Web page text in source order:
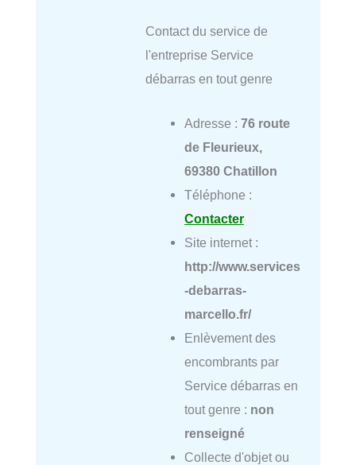
Contact du service de
l'entreprise Service
débarras en tout genre
Adresse : 76 route
de Fleurieux,
69380 Chatillon
Téléphone :
Contacter
Site internet :
http://www.services
-debarras-
marcello.fr/
Enlèvement des
encombrants par
Service débarras en
tout genre : non
renseigné
Collecte d'objet ou